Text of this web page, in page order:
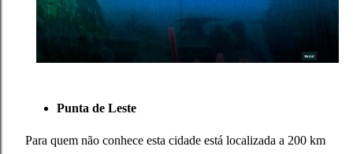
Punta de Leste
Para quem não conhece esta cidade está localizada a 200 km